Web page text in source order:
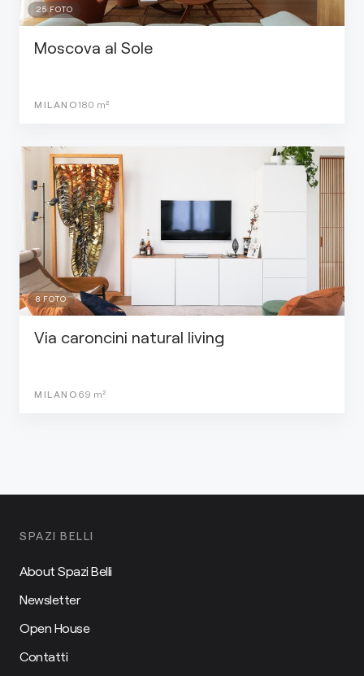
25 FOTO
Moscova al Sole
MILANO180 m²
8 FOTO
Via caroncini natural living
MILANO 69 m²
SPAZI BELLI
About Spazi Belli
Newsletter
Open House
Contatti